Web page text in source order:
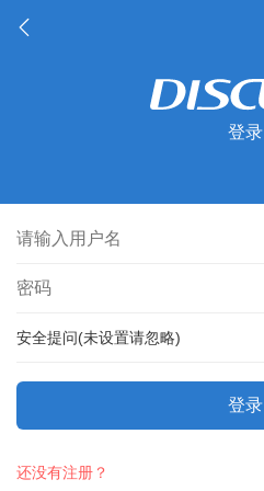
登录
安全提问(未设置请忽略)
登录
还没有注册？